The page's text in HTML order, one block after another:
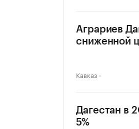
Аграриев
сниженной
Кавказ
Дагестан в
5%